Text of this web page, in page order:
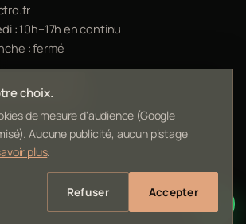
: 10h–17h en continu
: fermé
matériel
Reims — SIRET 10261022700013
choix.
de mesure d'audience (Google
Aucune publicité, aucun pistage
plus.
Refuser Accepter